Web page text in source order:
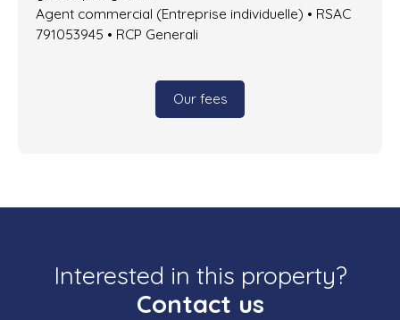
Agent commercial (Entreprise individuelle) • RSAC
791053945 • RCP Generali
Our fees
Interested in this property?
Contact us